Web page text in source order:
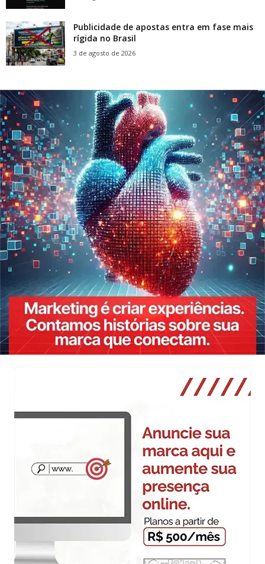
Publicidade de apostas entra em fase mais
rígida no Brasil
3 de agosto de 2026